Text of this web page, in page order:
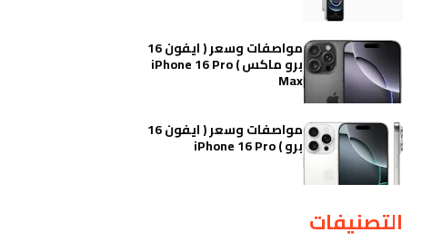
مواصفات وسعر ( ايفون 16
برو ماكس ) iPhone 16 Pro
Max
مواصفات وسعر ( ايفون 16
برو ) iPhone 16 Pro
التصنيفات